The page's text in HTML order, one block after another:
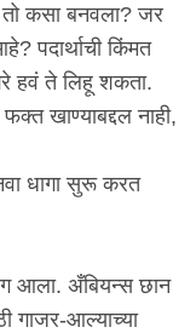
कसा बनवला? जर
पदार्थाची किंमत
हवं ते लिहू शकता.
खाण्याबद्दल नाही,
धागा सुरू करत
आला. अँबियन्स छान
गाजर-आल्याच्या